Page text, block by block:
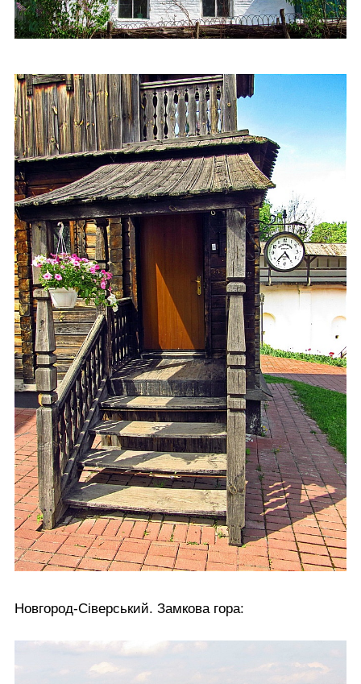
Новгород-Сіверський. Замкова гора: